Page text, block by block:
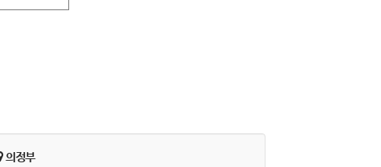
의정부